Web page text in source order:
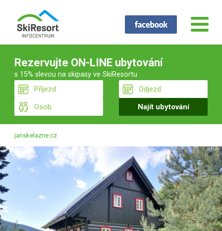
Rezervujte ON-LINE ubytování
s 15% slevou na skipasy ve SkiResortu
janskelazne.cz